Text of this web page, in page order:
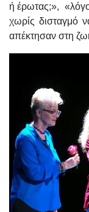
ή έρωτας;»,
χωρίς δισταγμό
απέκτησαν στη